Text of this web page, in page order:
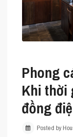
Phong
Khi thời
đồng
Posted by